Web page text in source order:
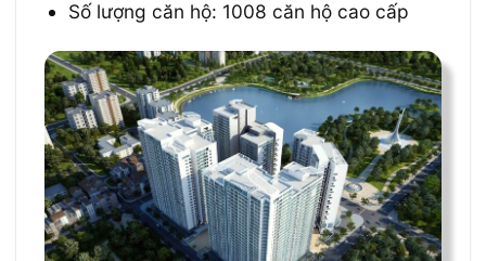
Số lượng căn hộ: 1008 căn hộ cao cấp